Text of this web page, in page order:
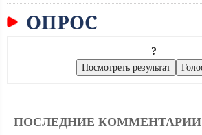
ОПРОС
?
ПОСЛЕДНИЕ КОММЕНТАРИИ